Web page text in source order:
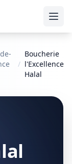
/
Boucherie
l'Excellence
Halal